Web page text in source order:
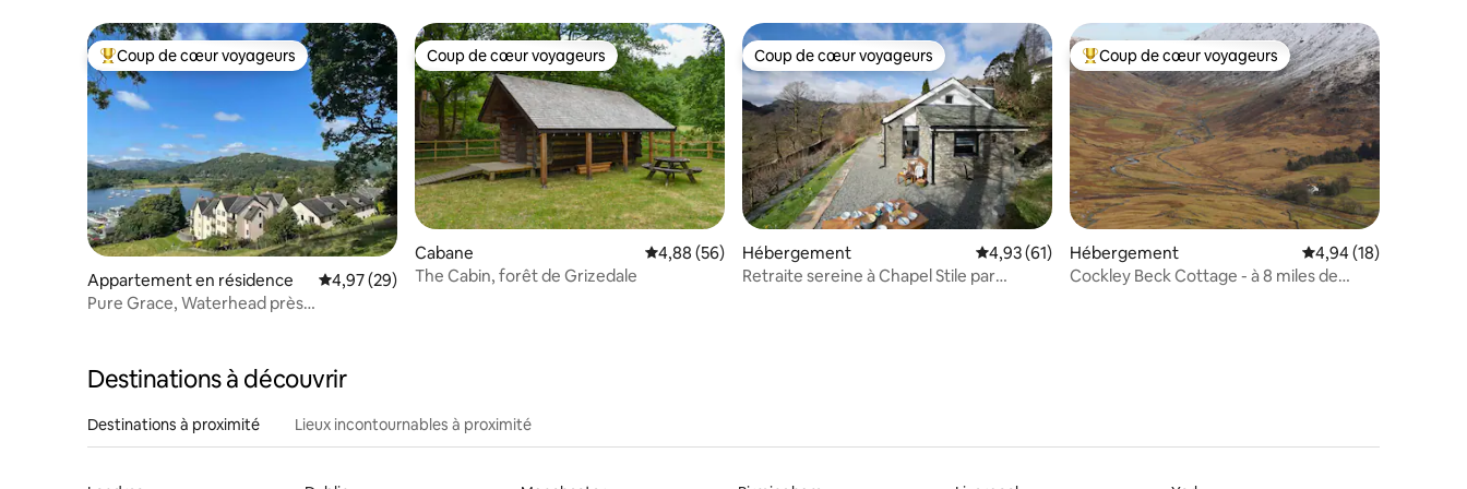
Coups de cœur voyageurs les plus appréciés
Coup de cœur voyageurs
Appartement en résidence Évaluation moyenne sur la base de 29 commentaires : 4,97 sur 5
4,97 (29)
Pure Grace, Waterhead près
Coup de cœur voyageurs
Coup de cœur voyageurs
Cabane Évaluation moyenne sur la base de 56 commentaires : 4,88 sur 5
4,88 (56)
The Cabin, forêt de Grizedale
Coup de cœur voyageurs
Coup de cœur voyageurs
Hébergement Évaluation moyenne sur la base de 61 commentaires : 4,93 sur 5
4,93 (61)
Retraite sereine à Chapel Stile par
Coups de cœur voyageurs les plus appréciés
Coup de cœur voyageurs
Hébergement Évaluation moyenne
4,94 (18)
Cockley Beck Cottage - à 8 miles de
Destinations à découvrir
Destinations à proximité Lieux incontournables à proximité